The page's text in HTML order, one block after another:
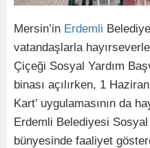
Mersin’in Erdemli
vatandaşlarla
Çiçeği Sosyal Yardım
binası açılırken, 1
Kart’ uygulamasının da
Erdemli Belediyesi
bünyesinde faaliyet